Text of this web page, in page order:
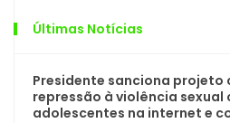
Últimas Notícias
Presidente sanciona projeto
repressão à violência
adolescentes na internet e